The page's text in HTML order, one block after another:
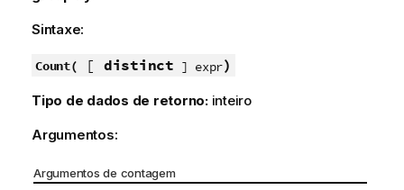
Sintaxe:
Count( [ distinct ] expr)
Tipo de dados de retorno: inteiro
Argumentos:
Argumentos de contagem